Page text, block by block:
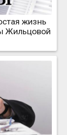
жизнь
Жильцовой